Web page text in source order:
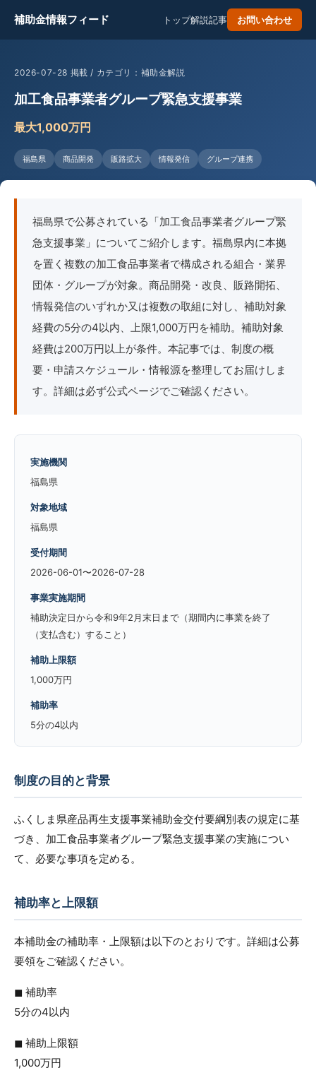
補助金情報フィード トップ解説記事 お問い合わせ
2026-07-28 掲載 / カテゴリ：補助金解説
加工食品事業者グループ緊急支援事業
最大1,000万円
福島県 商品開発 販路拡大 情報発信 グループ連携
福島県で公募されている「加工食品事業者グループ緊
急支援事業」についてご紹介します。福島県内に本拠
を置く複数の加工食品事業者で構成される組合・業界
団体・グループが対象。商品開発・改良、販路開拓、
情報発信のいずれか又は複数の取組に対し、補助対象
経費の5分の4以内、上限1,000万円を補助。補助対象
経費は200万円以上が条件。本記事では、制度の概
要・申請スケジュール・情報源を整理してお届けしま
す。詳細は必ず公式ページでご確認ください。
実施機関
福島県
対象地域
福島県
受付期間
2026-06-01〜2026-07-28
事業実施期間
補助決定日から令和9年2月末日まで（期間内に事業を終了
（支払含む）すること）
補助上限額
1,000万円
補助率
5分の4以内
制度の目的と背景
ふくしま県産品再生支援事業補助金交付要綱別表の規定に基
づき、加工食品事業者グループ緊急支援事業の実施につい
て、必要な事項を定める。
補助率と上限額
本補助金の補助率・上限額は以下のとおりです。詳細は公募
要領をご確認ください。
◼︎ 補助率
5分の4以内
◼︎ 補助上限額
1,000万円